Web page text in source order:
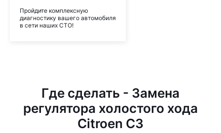
Пройдите комплексную
диагностику вашего автомобиля
в сети наших СТО!
Где сделать - Замена
регулятора холостого хода
Citroen C3